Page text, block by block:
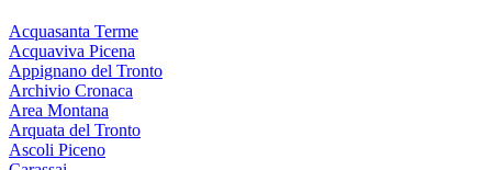
Acquasanta Terme
Acquaviva Picena
Appignano del Tronto
Archivio Cronaca
Area Montana
Arquata del Tronto
Ascoli Piceno